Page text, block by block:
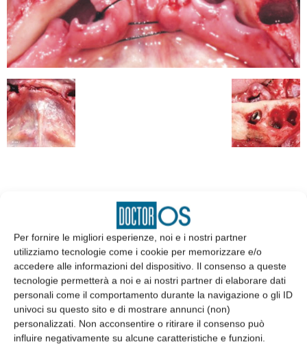
Per fornire le migliori esperienze, noi e i nostri partner
utilizziamo tecnologie come i cookie per memorizzare e/o
accedere alle informazioni del dispositivo. Il consenso a queste
tecnologie permetterà a noi e ai nostri partner di elaborare dati
personali come il comportamento durante la navigazione o gli ID
univoci su questo sito e di mostrare annunci (non)
personalizzati. Non acconsentire o ritirare il consenso può
influire negativamente su alcune caratteristiche e funzioni.